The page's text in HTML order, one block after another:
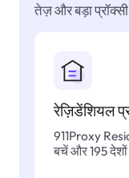
तेज़ और बड़ा
रेज़िडेंशियल
911Proxy
बचें और 195